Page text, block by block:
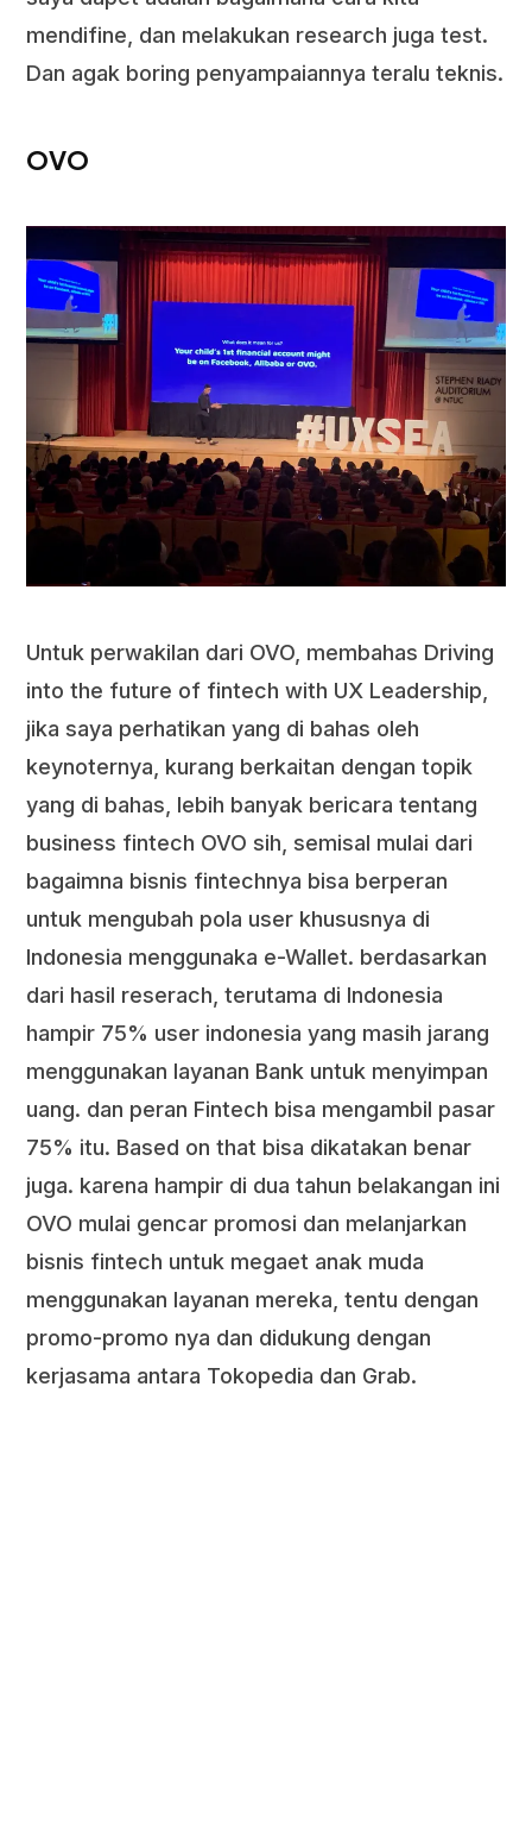
mendifine, dan melakukan research juga test.
Dan agak boring penyampaiannya teralu teknis.
OVO
Untuk perwakilan dari OVO, membahas Driving
into the future of fintech with UX Leadership,
jika saya perhatikan yang di bahas oleh
keynoternya, kurang berkaitan dengan topik
yang di bahas, lebih banyak bericara tentang
business fintech OVO sih, semisal mulai dari
bagaimna bisnis fintechnya bisa berperan
untuk mengubah pola user khususnya di
Indonesia menggunaka e-Wallet. berdasarkan
dari hasil reserach, terutama di Indonesia
hampir 75% user indonesia yang masih jarang
menggunakan layanan Bank untuk menyimpan
uang. dan peran Fintech bisa mengambil pasar
75% itu. Based on that bisa dikatakan benar
juga. karena hampir di dua tahun belakangan ini
OVO mulai gencar promosi dan melanjarkan
bisnis fintech untuk megaet anak muda
menggunakan layanan mereka, tentu dengan
promo-promo nya dan didukung dengan
kerjasama antara Tokopedia dan Grab.